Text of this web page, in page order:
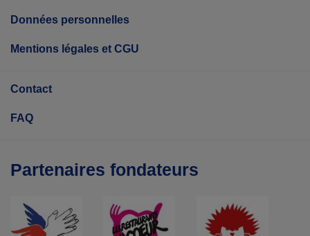
Données personnelles
Mentions légales et CGU
Contact
FAQ
Partenaires fondateurs